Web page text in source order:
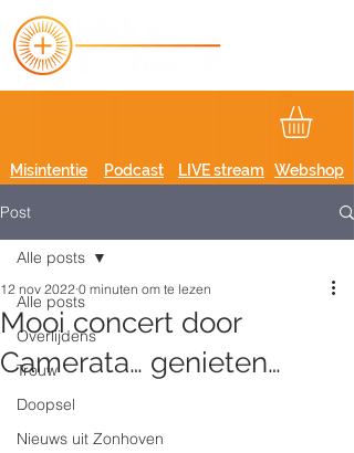
Podcast
Misintentie LIVE stream Webshop
Post
Alle posts
Overlijdens
Trouw
Doopsel
Nieuws uit Zonhoven
Alle posts
Mooi concert door
Camerata… genieten…
12 nov 2022 0 minuten om te lezen